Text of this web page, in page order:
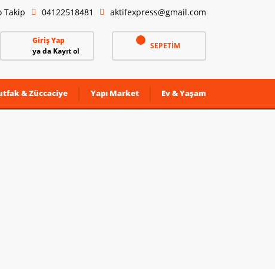
Takip 04122518481 aktifexpress@gmail.com
Giriş Yap
ya da Kayıt ol
SEPETİM
& Züccaciye Yapı Market Ev & Yaşam